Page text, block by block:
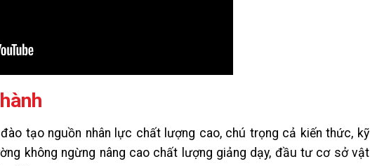
tạo nguồn nhân lực chất lượng cao, chú trọng cả kiến thức, kỹ
không ngừng nâng cao chất lượng giảng dạy, đầu tư cơ sở vật